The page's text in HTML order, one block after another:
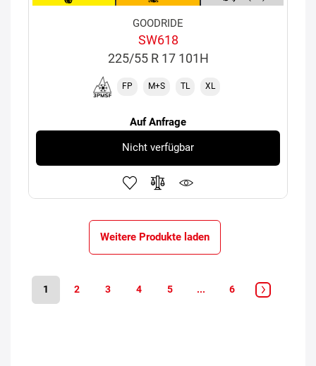
GOODRIDE
SW618
225/55 R 17 101H
FP M+S TL XL
Auf Anfrage
Nicht verfügbar
Weitere Produkte laden
1 2 3 4 5 ... 6